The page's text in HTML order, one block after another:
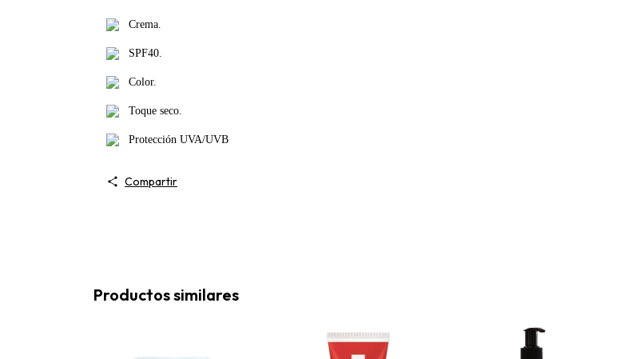
Crema.
SPF40.
Color.
Toque seco.
Protección UVA/UVB
Compartir
Productos similares